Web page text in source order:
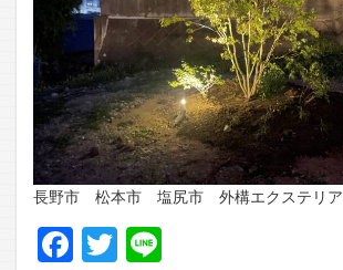
長野市 松本市 塩尻市 外構エクステリア
Facebook
Twitter